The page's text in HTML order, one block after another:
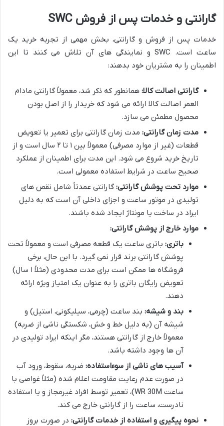
گارانتی و خدمات پس از فروش SWC
خدمات پس از فروش و گارانتی، بخش مهمی از تجربه خرید یک
ساعت است. SWC و نمایندگی های آن تلاش می کنند تا این
اطمینان را به مشتریان خود بدهند:
گارانتی اصالت کالا: همانطور که ذکر شد، معمولاً گارانتی مادام
العمر اصالت کالا ارائه می شود که خریدار را از اصل بودن
محصول مطمئن می سازد.
مدت زمان گارانتی: مدت زمان گارانتی برای تعمیر یا تعویض
قطعات (غیر از موارد مصرفی) معمولاً بین ۱ تا ۲ سال است و از
تاریخ خرید شروع می شود. این مدت برای اطمینان از عملکرد
صحیح ساعت در شرایط استفاده معمولی است.
موارد تحت پوشش گارانتی: گارانتی عمدتاً شامل نقص های
تولیدی در موتور ساعت و اجزای داخلی آن است که به دلیل
ایراد در ساخت یا مونتاژ ایجاد شده باشند.
موارد خارج از پوشش گارانتی:
باتری: باتری ساعت یک قطعه مصرفی است و معمولاً تحت
پوشش گارانتی برند قرار نمی گیرد. با این حال، برخی
فروشگاه ها ممکن است برای مدت محدودی (مثلاً ۱ سال)
تعویض رایگان باتری را به عنوان یک امتیاز ویژه ارائه
دهند.
بند و شیشه: بند ساعت (چرمی، سیلیکونی، استیل) و
شیشه آن (به دلیل خط و خش، شکستگی ناشی از ضربه)
معمولاً خارج از گارانتی هستند، مگر اینکه ایراد تولیدی در
آن ها وجود داشته باشد.
آسیب های ناشی از سوءاستفاده: ضربه، سقوط، ورود آب
در صورت عدم رعایت مقاومت اعلام شده (مثلاً غواصی با
ساعت WR 30M)، تعمیر توسط افراد غیرمجاز و یا استفاده
نادرست، ساعت را از گارانتی خارج می کند.
نحوه پیگیری و استفاده از خدمات گارانتی: در صورت بروز